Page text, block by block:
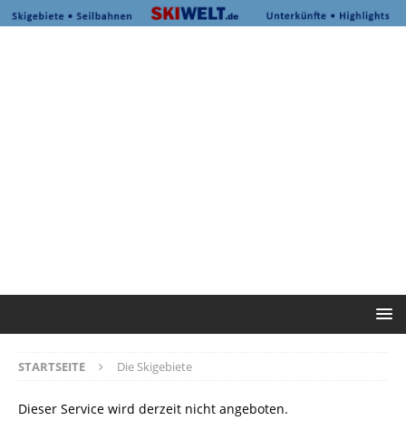
STARTSEITE Die Skigebiete
Dieser Service wird derzeit nicht angeboten.